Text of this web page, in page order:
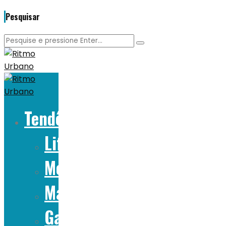
Pesquisar
Tendências
Lifestyle
Moda
Marcas
Gadgets